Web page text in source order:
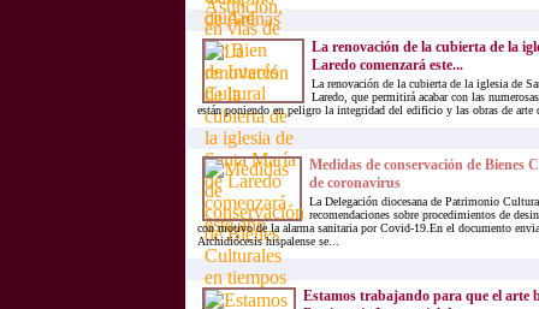
La renovación de la cubierta de la
Laredo comenzará este...
La renovación de la cubierta de la iglesia de
Laredo, que permitirá acabar con las
están poniendo en peligro la integridad del edificio y las obras de arte
Medidas de conservación de Bienes
de coronavirus
La Delegación diocesana de Patrimonio
recomendaciones sobre procedimientos de
con motivo de la alarma sanitaria por Covid-19.En el documento
Archidiócesis hispalense se...
Estamos trabajando para que el arte